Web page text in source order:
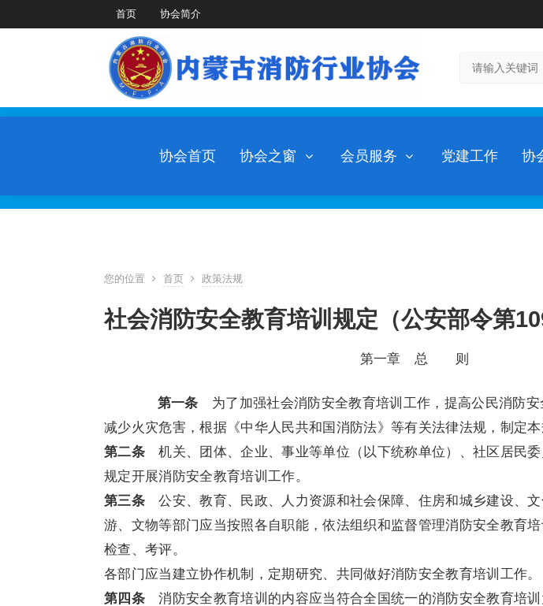
首页 协会简介
协会首页 协会之窗 会员服务 党建工作 协
您的位置 首页 政策法规
社会消防安全教育培训规定（公安部令第
第一章 总 则
第一条 为了加强社会消防安全教育培训工作，提高公民消防安
减少火灾危害，根据《中华人民共和国消防法》等有关法律法规，制定本
第二条 机关、团体、企业、事业等单位（以下统称单位）、社区居民
规定开展消防安全教育培训工作。
第三条 公安、教育、民政、人力资源和社会保障、住房和城乡建设、
游、文物等部门应当按照各自职能，依法组织和监督管理消防安全教育
检查、考评。
各部门应当建立协作机制，定期研究、共同做好消防安全教育培训工作。
第四条 消防安全教育培训的内容应当符合全国统一的消防安全教育培训